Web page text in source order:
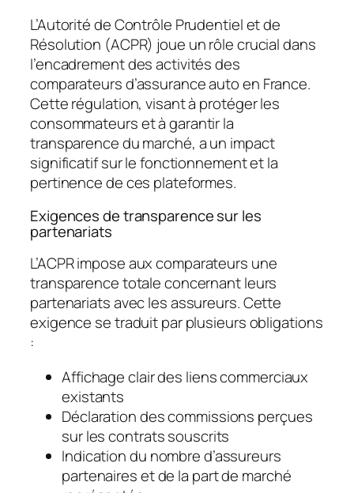
L’Autorité de Contrôle Prudentiel et de
Résolution (ACPR) joue un rôle crucial dans
l’encadrement des activités des
comparateurs d’assurance auto en France.
Cette régulation, visant à protéger les
consommateurs et à garantir la
transparence du marché, a un impact
significatif sur le fonctionnement et la
pertinence de ces plateformes.
Exigences de transparence sur les
partenariats
L’ACPR impose aux comparateurs une
transparence totale concernant leurs
partenariats avec les assureurs. Cette
exigence se traduit par plusieurs obligations
:
Affichage clair des liens commerciaux
existants
Déclaration des commissions perçues
sur les contrats souscrits
Indication du nombre d’assureurs
partenaires et de la part de marché